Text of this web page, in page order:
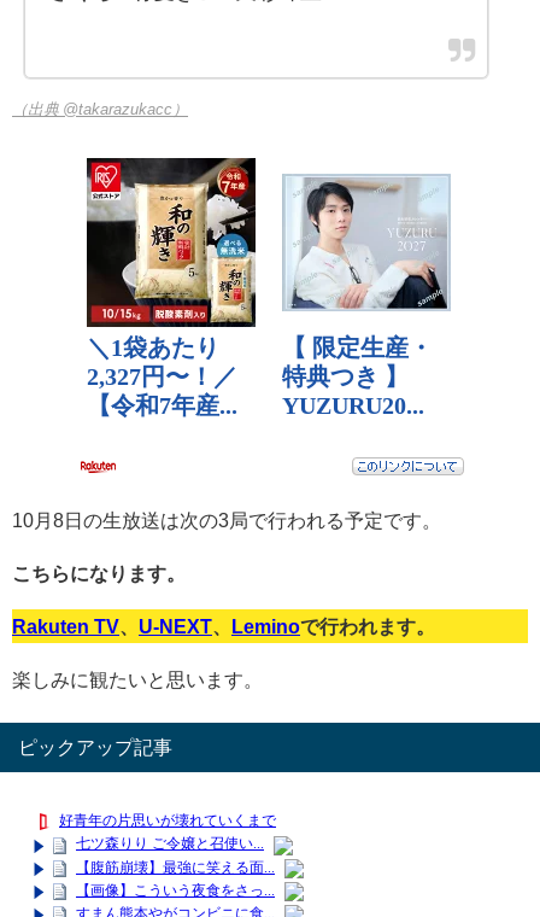
（出典 @takarazukacc）
10月8日の生放送は次の3局で行われる予定です。
こちらになります。
Rakuten TV、 U-NEXT、 Leminoで行われます。
楽しみに観たいと思います。
ピックアップ記事